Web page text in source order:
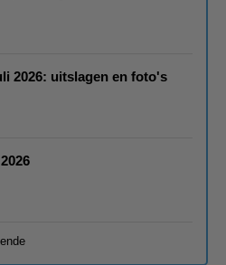
2026: uitslagen en foto's